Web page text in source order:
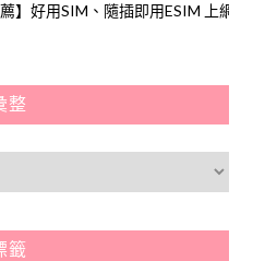
】好用SIM、隨插即用ESIM 上網
整
籤